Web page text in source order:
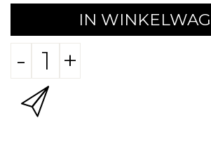
IN
- +